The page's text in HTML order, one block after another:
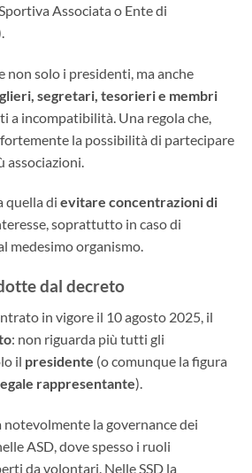
Associata o Ente di
non solo i presidenti, ma anche
segretari, tesorieri e membri
a incompatibilità. Una regola che,
la possibilità di partecipare
quella di evitare concentrazioni di
soprattutto in caso di
medesimo organismo.
dal decreto
in vigore il 10 agosto 2025, il
: non riguarda più tutti gli
il presidente (o comunque la figura
rappresentante).
notevolmente la governance dei
ASD, dove spesso i ruoli
da volontari. Nelle SSD la